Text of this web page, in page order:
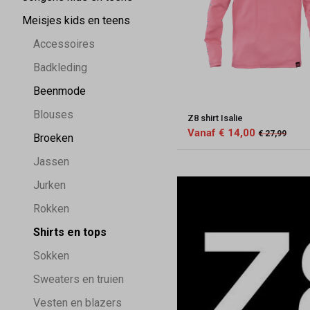
Meisjes kids en teens
Accessoires
Badkleding
Beenmode
Blouses
Broeken
Jassen
Jurken
Rokken
Shirts en tops
Sokken
Sweaters en truien
Vesten en blazers
Z8 shirt Isalie
Vanaf € 14,00 € 27,99